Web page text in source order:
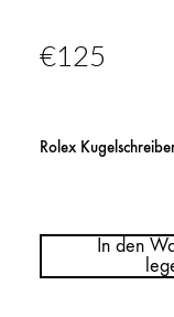
€125
Rolex
Ballpoint In den